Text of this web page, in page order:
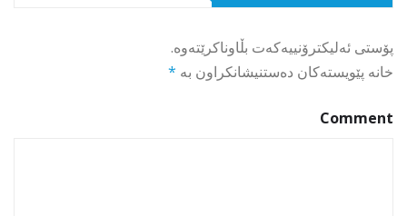
پۆستی ئەلیکترۆنییەکەت بڵاوناکرێتەوە.
خانە پێویستەکان دەستنیشانکراون بە *
Comment